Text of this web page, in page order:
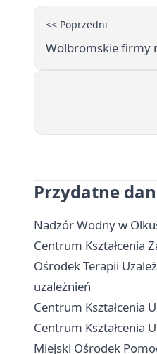
<< Poprzedni
Wolbromskie firmy
Przydatne
Nadzór Wodny w
Centrum Kształcenia
Ośrodek Terapii
uzależnień
Centrum Kształcenia
Centrum Kształcenia
Miejski Ośrodek